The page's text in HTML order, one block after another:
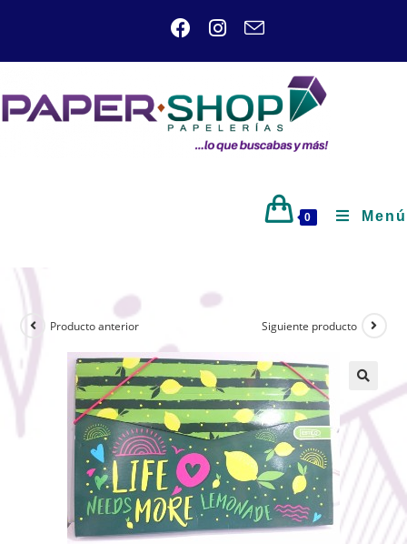
0 Menú
Producto anterior Siguiente producto
🔍